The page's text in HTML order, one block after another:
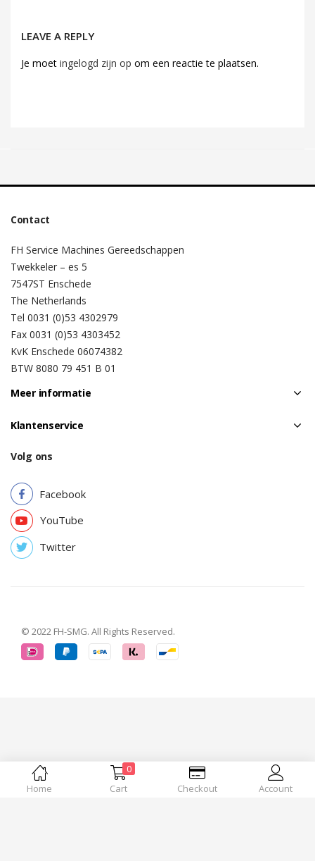
Home
0
Cart
Checkout Account
LEAVE A REPLY
Je moet ingelogd zijn op om een reactie te plaatsen.
Contact
FH Service Machines Gereedschappen
Twekkeler – es 5
7547ST Enschede
The Netherlands
Tel 0031 (0)53 4302979
Fax 0031 (0)53 4303452
KvK Enschede 06074382
BTW 8080 79 451 B 01
Meer informatie
Klantenservice
Volg ons
Facebook
YouTube
Twitter
© 2022 FH-SMG. All Rights Reserved.